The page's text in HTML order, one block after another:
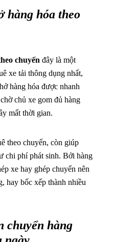
hàng hóa theo
chuyến đây là một
xe tải thông dụng nhất,
hàng hóa được nhanh
chủ xe gom đủ hàng
mất thời gian.
theo chuyến, còn giúp
chi phí phát sinh. Bởi hàng
xe hay ghép chuyển nên
hay bốc xếp thành nhiều
chuyển hàng